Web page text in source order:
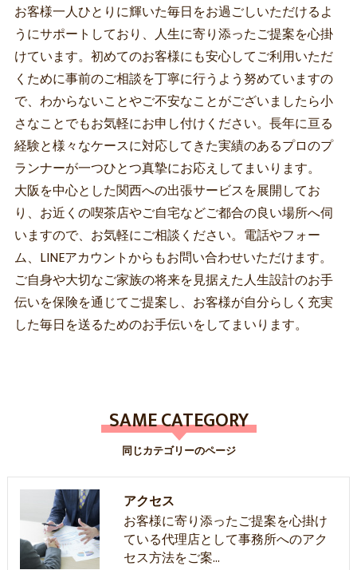
お客様一人ひとりに輝いた毎日をお過ごしいただけるよ
うにサポートしており、人生に寄り添ったご提案を心掛
けています。初めてのお客様にも安心してご利用いただ
くために事前のご相談を丁寧に行うよう努めていますの
で、わからないことやご不安なことがございましたら小
さなことでもお気軽にお申し付けください。長年に亘る
経験と様々なケースに対応してきた実績のあるプロのプ
ランナーが一つひとつ真摯にお応えしてまいります。
大阪を中心とした関西への出張サービスを展開してお
り、お近くの喫茶店やご自宅などご都合の良い場所へ伺
いますので、お気軽にご相談ください。電話やフォー
ム、LINEアカウントからもお問い合わせいただけます。
ご自身や大切なご家族の将来を見据えた人生設計のお手
伝いを保険を通じてご提案し、お客様が自分らしく充実
した毎日を送るためのお手伝いをしてまいります。
同じカテゴリーのページ
SAME CATEGORY
アクセス
お客様に寄り添ったご提案を心掛け
ている代理店として事務所へのアク
セス方法をご案…